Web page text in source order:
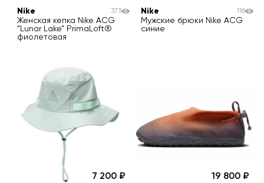
Nike
Женская кепка Nike ACG
“Lunar Lake” PrimaLoft®
фиолетовая
373
Nike
Мужские брюки Nike ACG
синие
118
7 200 19 800